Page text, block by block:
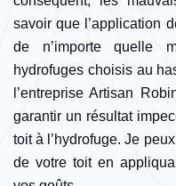
savoir que l’application
de n’importe quelle
hydrofuges choisis au
l’entreprise Artisan
garantir un résultat
toit à l’hydrofuge. Je
de votre toit en